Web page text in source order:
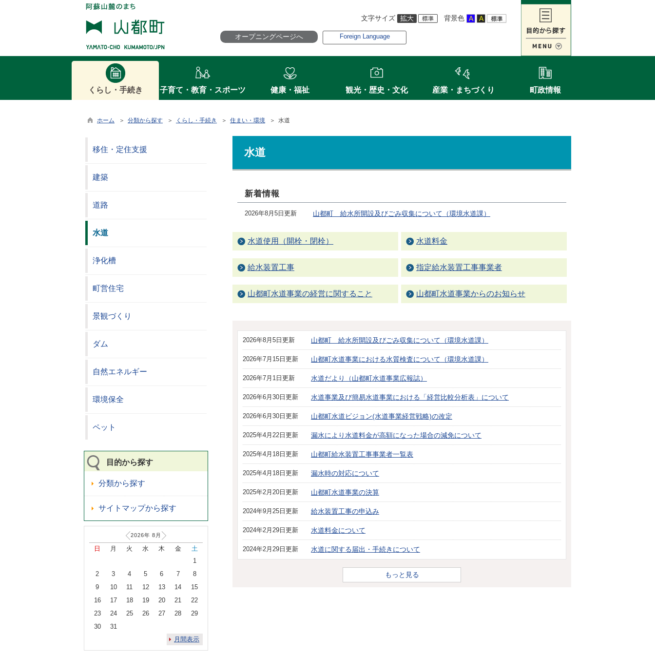
文字サイズ 背景色
オープニングページへ Foreign Language
くらし・手続き 子育て・教育・スポーツ 健康・福祉 観光・歴史・文化 産業・まちづくり 町政情報
ホーム ＞ 分類から探す ＞ くらし・手続き ＞ 住まい・環境 ＞ 水道
水道
新着情報
2026年8月5日更新 山都町 給水所開設及びごみ収集について（環境水道課）
水道使用（開栓・閉栓） 水道料金
給水装置工事 指定給水装置工事事業者
山都町水道事業の経営に関すること 山都町水道事業からのお知らせ
2026年8月5日更新 山都町 給水所開設及びごみ収集について（環境水道課）
2026年7月15日更新 山都町水道事業における水質検査について（環境水道課）
2026年7月1日更新 水道だより（山都町水道事業広報誌）
2026年6月30日更新 水道事業及び簡易水道事業における「経営比較分析表」について
2026年6月30日更新 山都町水道ビジョン(水道事業経営戦略)の改定
2025年4月22日更新 漏水により水道料金が高額になった場合の減免について
2025年4月18日更新 山都町給水装置工事事業者一覧表
2025年4月18日更新 漏水時の対応について
2025年2月20日更新 山都町水道事業の決算
2024年9月25日更新 給水装置工事の申込み
2024年2月29日更新 水道料金について
2024年2月29日更新 水道に関する届出・手続きについて
もっと見る
移住・定住支援
建築
道路
水道
浄化槽
町営住宅
景観づくり
ダム
自然エネルギー
環境保全
ペット
目的から探す
分類から探す
サイトマップから探す
2026年 8 月
日 月 火 水 木 金
土
1
2
3 4 5 6 7
8
9
10 11 12 13 14
15
16
17 18 19 20 21
22
23
24 25 26 27 28
29
30
31
月間表示